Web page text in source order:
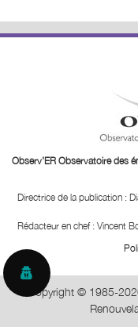
Observ’ER Observatoire des
Directrice de la publication :
Rédacteur en chef : Vincent
Copyright © 1985-